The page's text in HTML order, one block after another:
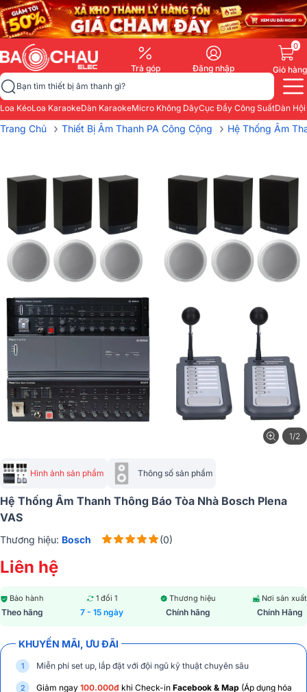
Trả góp Đăng nhập
0
Giỏ hàng
Bạn tìm thiết bị âm thanh gì?
Loa KéoLoa KaraokeDàn KaraokeMicro Không DâyCục Đẩy Công SuấtDàn
Trang Chủ › Thiết Bị Âm Thanh PA Công Cộng › Hệ Thống Âm
1/2
Hình ảnh sản phẩm Thông số sản phẩm
Hệ Thống Âm Thanh Thông Báo Tòa Nhà Bosch Plena
VAS
Thương hiệu: Bosch (0)
Liên hệ
Bảo hành
Theo hãng
1 đổi 1
7 - 15 ngày
Thương hiệu
Chính hãng
Nơi sản xuất
Chính Hãng
KHUYẾN MÃI, ƯU ĐÃI
Miễn phí set up, lắp đặt với đội ngũ kỹ thuật chuyên sâu
Giảm ngay 100.000đ khi Check-in Facebook & Map (Áp dụng hóa